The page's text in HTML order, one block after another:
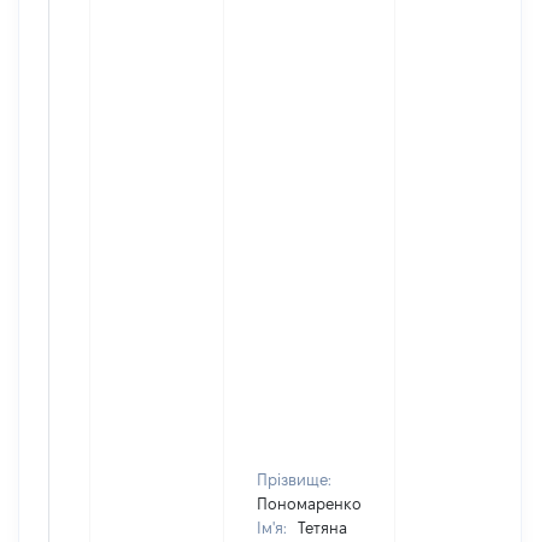
Прізвище:
Пономаренко
Ім'я:
Тетяна